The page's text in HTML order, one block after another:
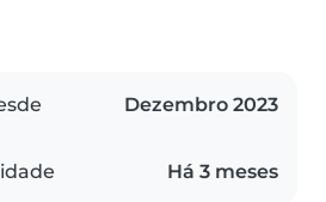
Dezembro 2023
Há 3 meses